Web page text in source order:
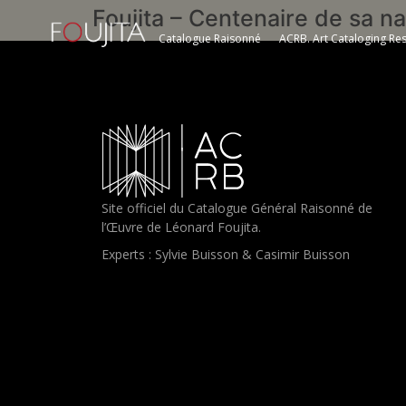
Catalogue Raisonné ACRB. Art Cataloging
Foujita – Centenaire de sa
Site officiel du Catalogue Général Raisonné de
l’Œuvre de Léonard Foujita.
Experts : Sylvie Buisson & Casimir Buisson